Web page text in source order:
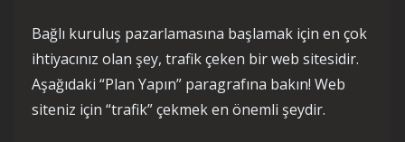
Bağlı kuruluş pazarlamasına başlamak için en çok
ihtiyacınız olan şey, trafik çeken bir web sitesidir.
Aşağıdaki “Plan Yapın” paragrafına bakın! Web
siteniz için “trafik” çekmek en önemli şeydir.